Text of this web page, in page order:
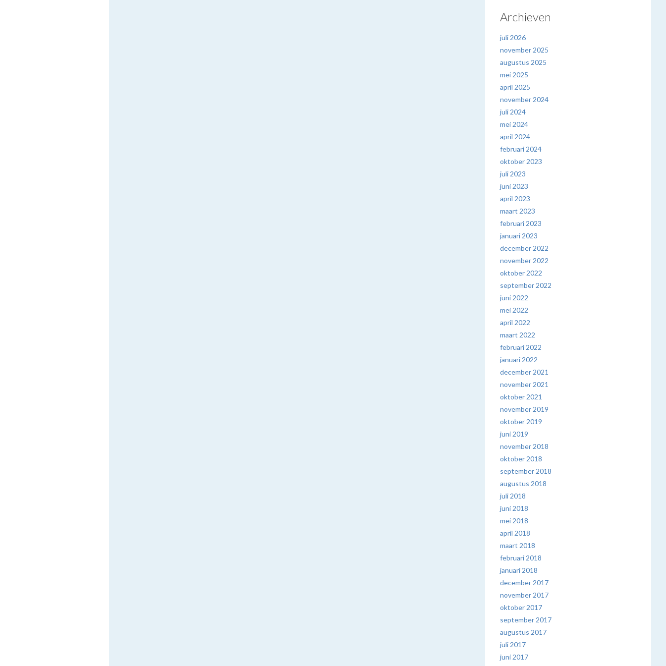
Archieven
juli 2026
november 2025
augustus 2025
mei 2025
april 2025
november 2024
juli 2024
mei 2024
april 2024
februari 2024
oktober 2023
juli 2023
juni 2023
april 2023
maart 2023
februari 2023
januari 2023
december 2022
november 2022
oktober 2022
september 2022
juni 2022
mei 2022
april 2022
maart 2022
februari 2022
januari 2022
december 2021
november 2021
oktober 2021
november 2019
oktober 2019
juni 2019
november 2018
oktober 2018
september 2018
augustus 2018
juli 2018
juni 2018
mei 2018
april 2018
maart 2018
februari 2018
januari 2018
december 2017
november 2017
oktober 2017
september 2017
augustus 2017
juli 2017
juni 2017